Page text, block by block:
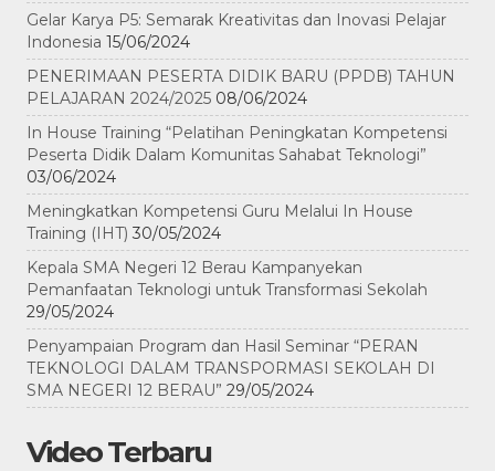
Gelar Karya P5: Semarak Kreativitas dan Inovasi Pelajar
Indonesia 15/06/2024
PENERIMAAN PESERTA DIDIK BARU (PPDB) TAHUN
PELAJARAN 2024/2025 08/06/2024
In House Training “Pelatihan Peningkatan Kompetensi
Peserta Didik Dalam Komunitas Sahabat Teknologi”
03/06/2024
Meningkatkan Kompetensi Guru Melalui In House
Training (IHT) 30/05/2024
Kepala SMA Negeri 12 Berau Kampanyekan
Pemanfaatan Teknologi untuk Transformasi Sekolah
29/05/2024
Penyampaian Program dan Hasil Seminar “PERAN
TEKNOLOGI DALAM TRANSPORMASI SEKOLAH DI
SMA NEGERI 12 BERAU” 29/05/2024
Video Terbaru